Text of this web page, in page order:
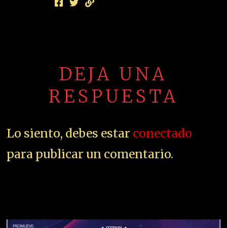
DEJA UNA
RESPUESTA
Lo siento, debes estar conectado
para publicar un comentario.